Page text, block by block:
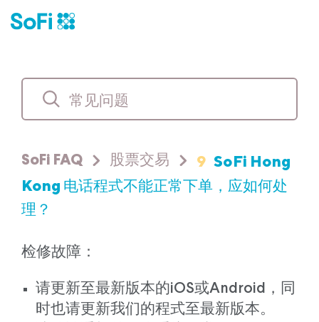
SoFi FAQ 股票交易 9 SoFi Hong
Kong 电话程式不能正常下单，应如何处
理？
检修故障：
请更新至最新版本的iOS或Android，同
时也请更新我们的程式至最新版本。